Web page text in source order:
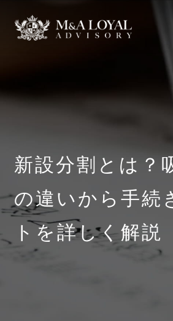
新設分割とは？
の違いから手続
トを詳しく解説